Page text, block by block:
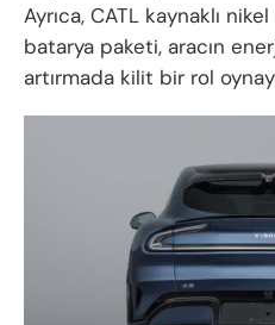
Ayrıca, CATL kaynaklı
batarya paketi, aracın
artırmada kilit bir rol